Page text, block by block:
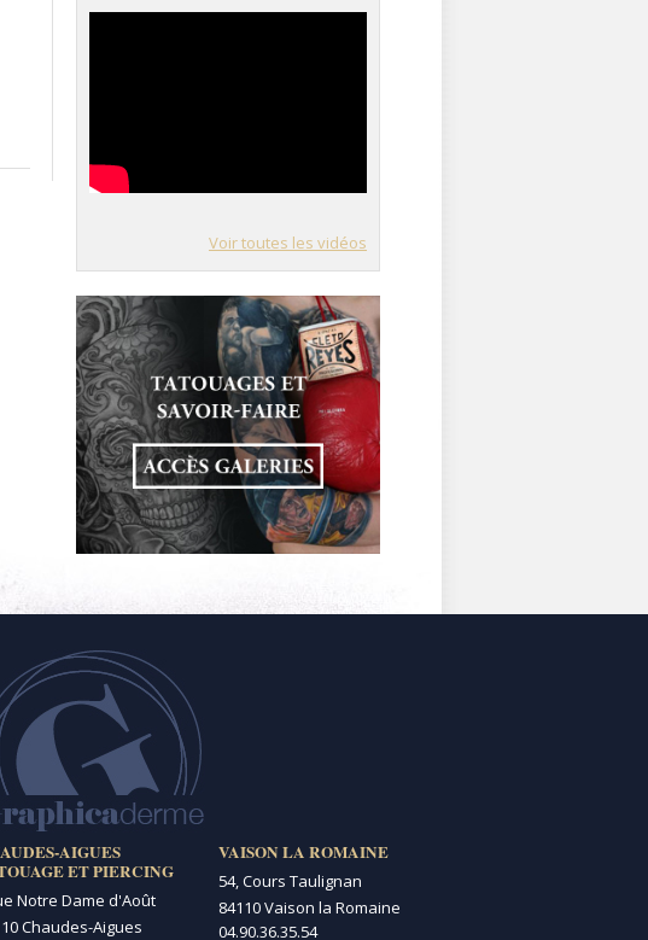
Voir toutes les vidéos
AIGUES
ET PIERCING
Notre Dame d'Août
Chaudes-Aigues
VAISON LA ROMAINE
54, Cours Taulignan
84110 Vaison la Romaine
04.90.36.35.54